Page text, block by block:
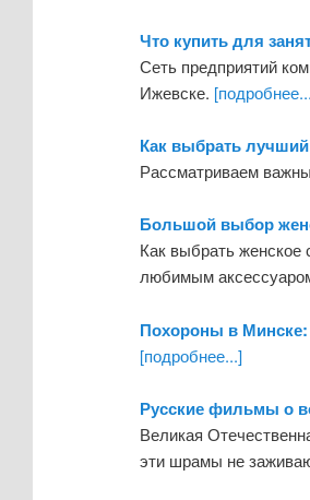
Что купить для
Сеть предприятий
Ижевске.
Как выбрать
Рассматриваем
Большой выбор
Как выбрать
любимым
Похороны в Минске:
[подробнее...]
Русские фильмы о
Великая
эти шрамы не